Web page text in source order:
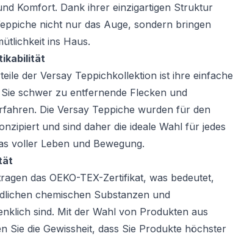
Komfort. Dank ihrer einzigartigen Struktur
nicht nur das Auge, sondern bringen
ins Haus.
der Versay Teppichkollektion ist ihre einfache
Sie schwer zu entfernende Flecken und
Die Versay Teppiche wurden für den
und sind daher die ideale Wahl für jedes
voller Leben und Bewegung.
das OEKO-TEX-Zertifikat, was bedeutet,
chemischen Substanzen und
sind. Mit der Wahl von Produkten aus
Sie die Gewissheit, dass Sie Produkte höchster